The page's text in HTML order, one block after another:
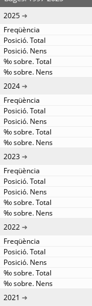
2025
2024
2023
2022
2021